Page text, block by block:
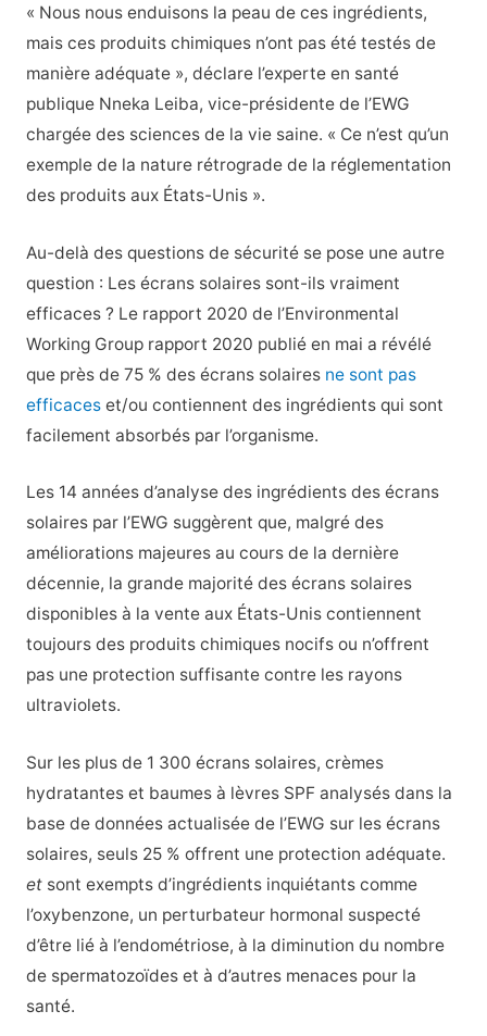
« Nous nous enduisons la peau de ces ingrédients,
mais ces produits chimiques n’ont pas été testés de
manière adéquate », déclare l’experte en santé
publique Nneka Leiba, vice-présidente de l’EWG
chargée des sciences de la vie saine. « Ce n’est qu’un
exemple de la nature rétrograde de la réglementation
des produits aux États-Unis ».
Au-delà des questions de sécurité se pose une autre
question : Les écrans solaires sont-ils vraiment
efficaces ? Le rapport 2020 de l’Environmental
Working Group rapport 2020 publié en mai a révélé
que près de 75 % des écrans solaires ne sont pas
efficaceset/ou contiennent des ingrédients qui sont
facilement absorbés par l’organisme.
Les 14 années d’analyse des ingrédients des écrans
solaires par l’EWG suggèrent que, malgré des
améliorations majeures au cours de la dernière
décennie, la grande majorité des écrans solaires
disponibles à la vente aux États-Unis contiennent
toujours des produits chimiques nocifs ou n’offrent
pas une protection suffisante contre les rayons
ultraviolets.
Sur les plus de 1 300 écrans solaires, crèmes
hydratantes et baumes à lèvres SPF analysés dans la
base de données actualisée de l’EWG sur les écrans
solaires, seuls 25 % offrent une protection adéquate.
etsont exempts d’ingrédients inquiétants comme
l’oxybenzone, un perturbateur hormonal suspecté
d’être lié à l’endométriose, à la diminution du nombre
de spermatozoïdes et à d’autres menaces pour la
santé.